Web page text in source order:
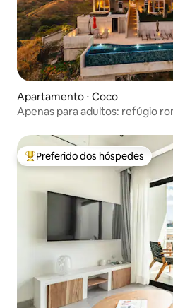
Apartamento ⋅ Coco
Apenas para adultos: refúgio
Entre os melhores preferidos
Preferido dos hóspedes